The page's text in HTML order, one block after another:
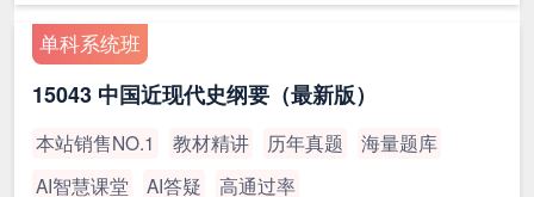
单科系统班
15043 中国近现代史纲要（最新版）
本站销售NO.1 教材精讲 历年真题
海量题库
AI智慧课堂
AI答疑 高通过率